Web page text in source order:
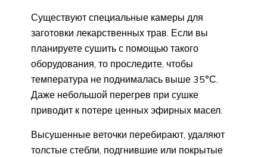
Существуют специальные камеры для
заготовки лекарственных трав. Если вы
планируете сушить с помощью такого
оборудования, то проследите, чтобы
температура не поднималась выше 35°С.
Даже небольшой перегрев при сушке
приводит к потере ценных эфирных масел.
Высушенные веточки перебирают, удаляют
толстые стебли, подгнившие или покрытые